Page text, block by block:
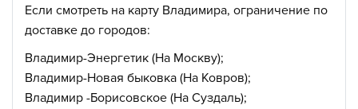
Если смотреть на карту Владимира, ограничение по
доставке до городов:
Владимир-Энергетик (На Москву);
Владимир-Новая быковка (На Ковров);
Владимир -Борисовское (На Суздаль);